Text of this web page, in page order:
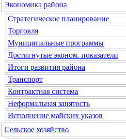
Экономика района
Стратегическое планирование
Торговля
Муниципальные программы
Достигнутые эконом. показатели
Итоги развития района
Транспорт
Контрактная система
Неформальная занятость
Исполнение майских указов
Сельское хозяйство